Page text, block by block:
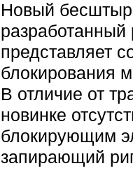
Новый
представляет
блокирования
В отличие от
новинке
блокирующим
запирающий